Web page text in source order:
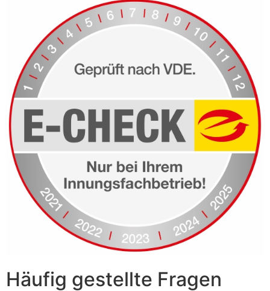
Häufig gestellte Fragen